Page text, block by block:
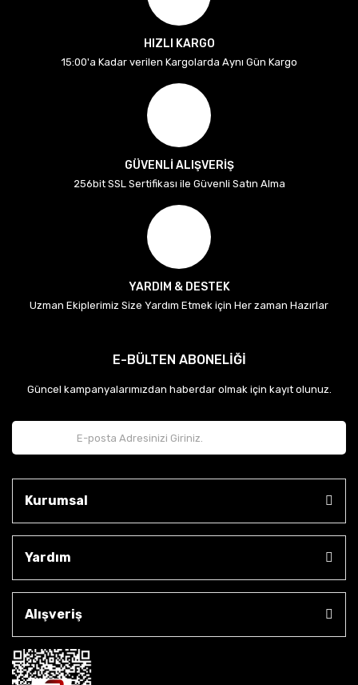
HIZLI KARGO
15:00'a Kadar verilen Kargolarda Aynı Gün Kargo
GÜVENLİ ALIŞVERİŞ
256bit SSL Sertifikası ile Güvenli Satın Alma
YARDIM & DESTEK
Uzman Ekiplerimiz Size Yardım Etmek için Her zaman Hazırlar
E-BÜLTEN ABONELİĞİ
Güncel kampanyalarımızdan haberdar olmak için kayıt olunuz.
Kurumsal
Yardım
Alışveriş